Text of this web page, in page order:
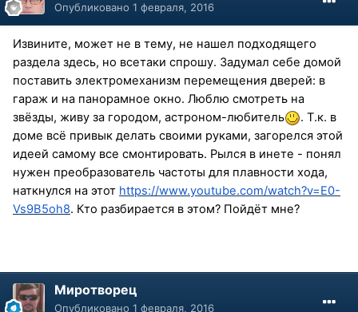
Опубликовано 1 февраля, 2016
Извините, может не в тему, не нашел подходящего
раздела здесь, но всетаки спрошу. Задумал себе домой
поставить электромеханизм перемещения дверей: в
гараж и на панорамное окно. Люблю смотреть на
звёзды, живу за городом, астроном-любитель
. Т.к. в
доме всё привык делать своими руками, загорелся этой
идеей самому все смонтировать. Рылся в инете - понял
нужен преобразователь частоты для плавности хода,
наткнулся на этот https://www.youtube.com/watch?v=E0-
Vs9B5oh8. Кто разбирается в этом? Пойдёт мне?
Миротворец
Опубликовано 1 февраля, 2016